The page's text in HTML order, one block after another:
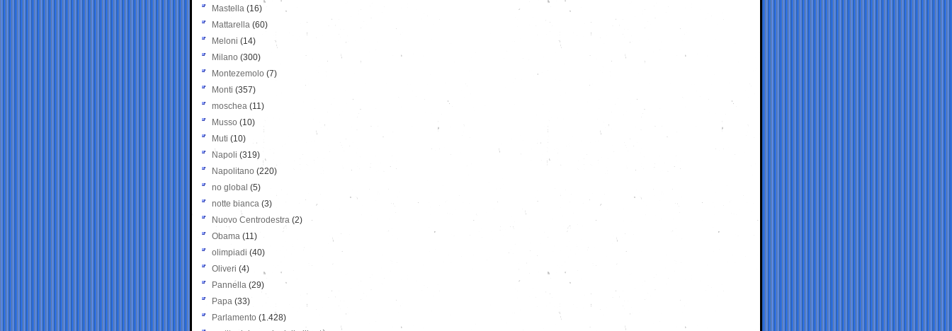
Mastella (16)
Mattarella (60)
Meloni (14)
Milano (300)
Montezemolo (7)
Monti (357)
moschea (11)
Musso (10)
Muti (10)
Napoli (319)
Napolitano (220)
no global (5)
notte bianca (3)
Nuovo Centrodestra (2)
Obama (11)
olimpiadi (40)
Oliveri (4)
Pannella (29)
Papa (33)
Parlamento (1.428)